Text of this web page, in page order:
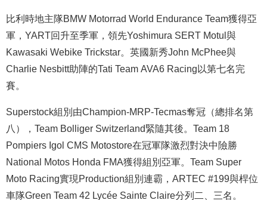
比利時地主隊BMW Motorrad World Endurance Team獲得亞
軍，YART回升至季軍，領先Yoshimura SERT Motul與
Kawasaki Webike Trickstar。英國新秀John McPhee與
Charlie Nesbitt助陣的Tati Team AVA6 Racing以第七名完
賽。
Superstock組別由Champion-MRP-Tecmas奪冠（總排名第
八），Team Bolliger Switzerland緊隨其後。Team 18
Pompiers Igol CMS Motostore在冠軍隊激烈對決中險勝
National Motos Honda FMA獲得組別亞軍。Team Super
Moto Racing實現Production組別連霸，ARTEC #199與桿位
車隊Green Team 42 Lycée Sainte Claire分列二、三名。